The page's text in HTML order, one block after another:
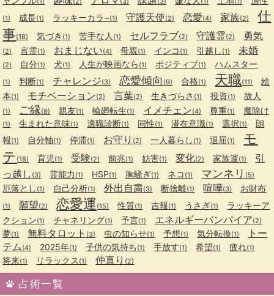
(1) 成長(1) ラッキーカラ−(1) 守護天使(2) 恋愛(4) 家族(2)
仕
事(18) 気づき (1) 苦手な人 (1) セルフラブ(2) 守護霊(2) 勇気
(2) 言霊(1) おまじない(4) 母親(1) インコ (1) 引越し (1) 未婚
(2) 自分(1) 犬(1) 人生が映画なら (1) ポジティブ(1) ハムスター
(1) 判断(1) チャレンジ(3) 恋愛傾向 (9) 合格(1) 天職(11)
絵
本(1) モチベーション(2) 言葉(2) 生きづらさ (1) 投資(1) 故人
(1) ご縁(8) 親友(1) 輪廻転生(1) イメチェン(4) 尊重(1) 魔除け
(1) 生まれた意味(1) 適職診断(1) 同性(1) 潜在意識(1) 選択(1)
朗
報(1) 自分軸(1) 停滞(1) お守り (2) 一人暮らし (1) 退屈(1)
モ
テ (18) 育児(1) 受験(2) 前兆(1) 妨害(1) 変化(2) 家族運(1)
引
っ越し (3) 霊能力 (1) HSP(1) 胸騒ぎ(1) ネコ (1) マンネリ (5)
厄落とし (1) 自己分析(1) 外出自粛(3) 断捨離(1) 喧嘩(3) お財布
(1) 願望(2) 恋愛運 (15) 性質(1) 吉報(1) うさぎ(1)
ラッキーア
クション(1) チャネリング(1) 予言(1) エネルギーバンパイア(2)
夢(1) 無料タロット (3) 虫の知らせ(1) 予想(1) 気分転換(1)
トー
テム(4) 2025年(1) 子供の気持ち(1) 手放す(1) 希望(1) 疲れ(1)
将来(1) リラックス (1) 仲直り (2)
占術一覧